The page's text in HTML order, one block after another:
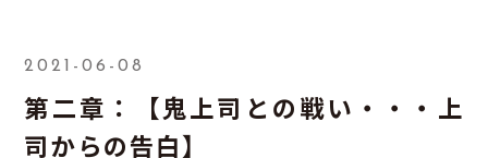
2021-06-08
第二章：【鬼上司との戦い・・・上
司からの告白】